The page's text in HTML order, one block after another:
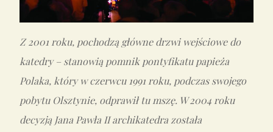
Z 2001 roku, pochodzą główne drzwi wejściowe do
katedry – stanowią pomnik pontyfikatu papieża
Polaka, który w czerwcu 1991 roku, podczas swojego
pobytu Olsztynie, odprawił tu mszę. W 2004 roku
decyzją Jana Pawła II archikatedra została